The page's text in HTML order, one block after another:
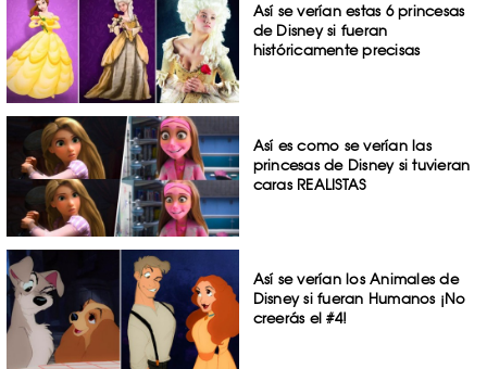
Así se verían estas 6 princesas
de Disney si fueran
históricamente precisas
Así es como se verían las
princesas de Disney si tuvieran
caras REALISTAS
Así se verían los Animales de
Disney si fueran Humanos ¡No
creerás el #4!